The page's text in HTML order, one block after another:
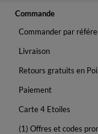
Commande
Commander par
Livraison
Retours gratuits en
Paiement
Carte 4 Etoiles
(1) Offres et codes